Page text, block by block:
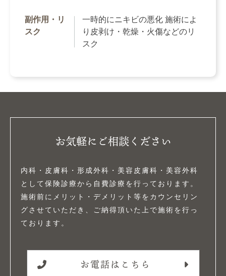
副作用・リ
スク
一時的にニキビの悪化 施術によ
り皮剥け・乾燥・火傷などのリ
スク
お気軽にご相談ください
内科・皮膚科・形成外科・美容皮膚科・美容外科
として保険診療から自費診療を行っております。
施術前にメリット・デメリット等をカウンセリン
グさせていただき、ご納得頂いた上で施術を行っ
ております。
お電話はこちら